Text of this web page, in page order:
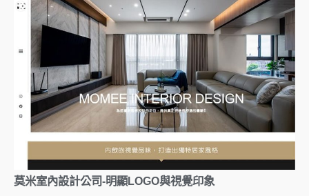
莫米室內設計公司-明顯LOGO與視覺印象